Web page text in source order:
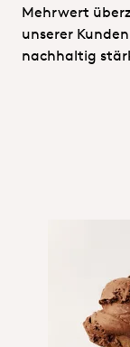
Mehrwert
unserer
nachhaltig